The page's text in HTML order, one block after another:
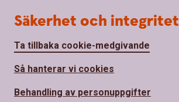
Säkerhet och integritet
Ta tillbaka cookie-medgivande
Så hanterar vi cookies
Behandling av personuppgifter